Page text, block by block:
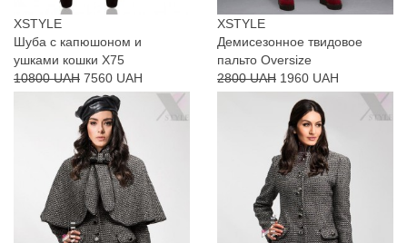
XSTYLE
Шуба с капюшоном и
ушками кошки X75
10800 UAH 7560 UAH
XSTYLE
Демисезонное твидовое
пальто Oversize
2800 UAH 1960 UAH